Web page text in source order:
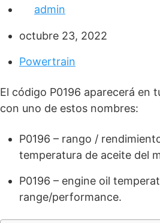
admin
octubre 23, 2022
Powertrain
El código P0196 aparecerá en
con uno de estos nombres:
P0196 – rango /
temperatura de aceite del
P0196 – engine oil
range/performance.